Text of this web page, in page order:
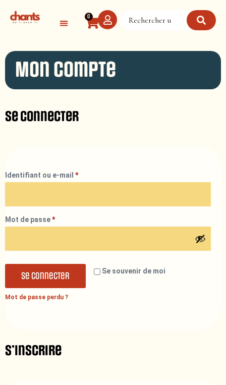
0
Mon compte
Se connecter
Identifiant ou e-mail *
Mot de passe*
Se souvenir de moi
Se connecter
Mot de passe perdu ?
S’inscrire